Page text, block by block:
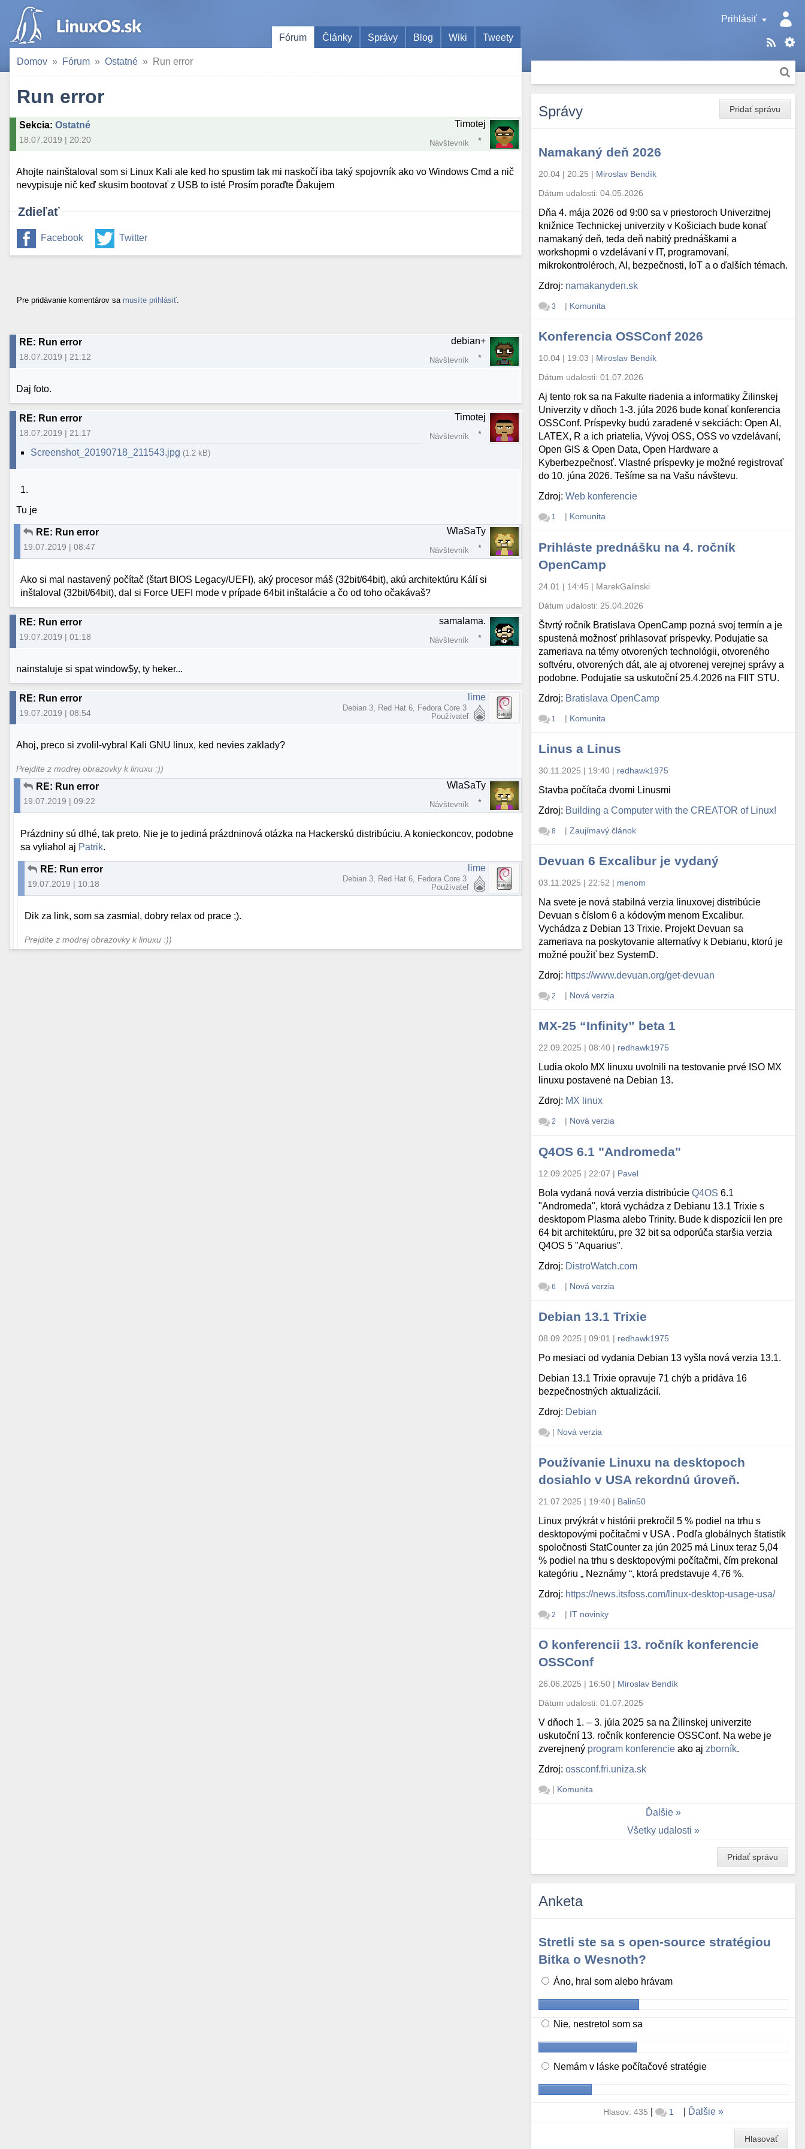
Prihlásiť
Fórum
Články Správy Blog Wiki Tweety
Domov Fórum Ostatné Run error
Run error
Sekcia: Ostatné
18.07.2019 | 20:20
Timotej
Návštevník
Ahojte nainštaloval som si Linux Kali ale ked ho spustim tak mi naskočí iba taký spojovník ako vo Windows Cmd a nič
nevypisuje nič keď skusim bootovať z USB to isté Prosím poraďte Ďakujem
Zdieľať
Facebook Twitter
Pre pridávanie komentárov sa musíte prihlásiť
RE: Run error
18.07.2019 | 21:12
debian+
Návštevník
Daj foto.
RE: Run error
18.07.2019 | 21:17
Timotej
Návštevník
Screenshot_20190718_211543.jpg (1.2 kB)
Tu je
RE: Run error
19.07.2019 | 08:47
WlaSaTy
Návštevník
Ako si mal nastavený počítač (štart BIOS Legacy/UEFI), aký procesor máš (32bit/64bit), akú architektúru Kálí si
inštaloval (32bit/64bit), dal si Force UEFI mode v prípade 64bit inštalácie a čo od toho očakávaš?
RE: Run error
19.07.2019 | 01:18
samalama.
Návštevník
nainstaluje si spat window$y, ty heker...
RE: Run error
19.07.2019 | 08:54
lime
Debian 3, Red Hat 6, Fedora Core 3
Používateľ
Ahoj, preco si zvolil-vybral Kali GNU linux, ked nevies zaklady?
Prejdite z modrej obrazovky k linuxu :))
RE: Run error
19.07.2019 | 09:22
WlaSaTy
Návštevník
Prázdniny sú dlhé, tak preto. Nie je to jediná prázdninová otázka na Hackerskú distribúciu. A konieckoncov, podobne
sa vyliahol aj Patrik.
RE: Run error
19.07.2019 | 10:18
lime
Debian 3, Red Hat 6, Fedora Core 3
Používateľ
Dik za link, som sa zasmial, dobry relax od prace ;).
Prejdite z modrej obrazovky k linuxu :))
Pridať správu
Správy
Namakaný deň 2026
20.04 | 20:25 | Miroslav Bendík
Dátum udalosti:04.05.2026
Dňa 4. mája 2026 od 9:00 sa v priestoroch Univerzitnej
knižnice Technickej univerzity v Košiciach bude konať
namakaný deň, teda deň nabitý prednáškami a
workshopmi o vzdelávaní v IT, programovaní,
mikrokontroléroch, AI, bezpečnosti, IoT a o ďalších témach.
Zdroj: namakanyden.sk
3 | Komunita
Konferencia OSSConf 2026
10.04 | 19:03 | Miroslav Bendík
Dátum udalosti:01.07.2026
Aj tento rok sa na Fakulte riadenia a informatiky Žilinskej
Univerzity v dňoch 1-3. júla 2026 bude konať konferencia
OSSConf. Príspevky budú zaradené v sekciách: Open AI,
LATEX, R a ich priatelia, Vývoj OSS, OSS vo vzdelávaní,
Open GIS & Open Data, Open Hardware a
Kyberbezpečnosť. Vlastné príspevky je možné registrovať
do 10. júna 2026. Tešíme sa na Vašu návštevu.
Zdroj:Web konferencie
1 | Komunita
Prihláste prednášku na 4. ročník
OpenCamp
24.01 | 14:45 | MarekGalinski
Dátum udalosti: 25.04.2026
Štvrtý ročník Bratislava OpenCamp pozná svoj termín a je
spustená možnosť prihlasovať príspevky. Podujatie sa
zameriava na témy otvorených technológii, otvoreného
softvéru, otvorených dát, ale aj otvorenej verejnej správy a
podobne. Podujatie sa uskutoční 25.4.2026 na FIIT STU.
Zdroj: Bratislava OpenCamp
1 | Komunita
Linus a Linus
30.11.2025 | 19:40 | redhawk1975
Stavba počítača dvomi Linusmi
Zdroj: Building a Computer with the CREATOR of Linux!
8 | Zaujímavý článok
Devuan 6 Excalibur je vydaný
03.11.2025 | 22:52 | menom
Na svete je nová stabilná verzia linuxovej distribúcie
Devuan s číslom 6 a kódovým menom Excalibur.
Vychádza z Debian 13 Trixie. Projekt Devuan sa
zameriava na poskytovanie alternatívy k Debianu, ktorú je
možné použiť bez SystemD.
Zdroj: https://www.devuan.org/get-devuan
2 | Nová verzia
MX-25 “Infinity” beta 1
22.09.2025 | 08:40 | redhawk1975
Ludia okolo MX linuxu uvolnili na testovanie prvé ISO MX
linuxu postavené na Debian 13.
Zdroj: MX linux
2 | Nová verzia
Q4OS 6.1 "Andromeda"
12.09.2025 | 22:07 | Pavel
Bola vydaná nová verzia distribúcieQ4OS 6.1
"Andromeda", ktorá vychádza z Debianu 13.1 Trixie s
desktopom Plasma alebo Trinity. Bude k dispozícii len pre
64 bit architektúru, pre 32 bit sa odporúča staršia verzia
Q4OS 5 "Aquarius".
Zdroj: DistroWatch.com
6 | Nová verzia
Debian 13.1 Trixie
08.09.2025 | 09:01 | redhawk1975
Po mesiaci od vydania Debian 13 vyšla nová verzia 13.1.
Debian 13.1 Trixie opravuje 71 chýb a pridáva 16
bezpečnostných aktualizácií.
Zdroj: Debian
| Nová verzia
Používanie Linuxu na desktopoch
dosiahlo v USA rekordnú úroveň.
21.07.2025 | 19:40 | Balin50
Linux prvýkrát v histórii prekročil 5 % podiel na trhu s
desktopovými počítačmi v USA . Podľa globálnych štatistík
spoločnosti StatCounter za jún 2025 má Linux teraz 5,04
% podiel na trhu s desktopovými počítačmi, čím prekonal
kategóriu „ Neznámy “, ktorá predstavuje 4,76 %.
Zdroj: https://news.itsfoss.com/linux-desktop-usage-usa/
2 | IT novinky
O konferencii 13. ročník konferencie
OSSConf
26.06.2025 | 16:50 | Miroslav Bendík
Dátum udalosti:01.07.2025
V dňoch 1. – 3. júla 2025 sa na Žilinskej univerzite
uskutoční 13. ročník konferencie OSSConf. Na webe je
zverejnený program konferencie ako aj zborník.
Zdroj:ossconf.fri.uniza.sk
| Komunita
Ďalšie
Všetky udalosti
Pridať správu
Anketa
Stretli ste sa s open-source stratégiou
Bitka o Wesnoth?
Áno, hral som alebo hrávam
Nie, nestretol som sa
Nemám v láske počítačové stratégie
Hlasov: 435 | 1 Ďalšie
Hlasovať